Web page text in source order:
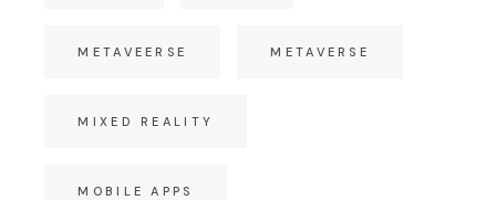
METAVEERSE METAVERSE
MIXED REALITY
MOBILE APPS